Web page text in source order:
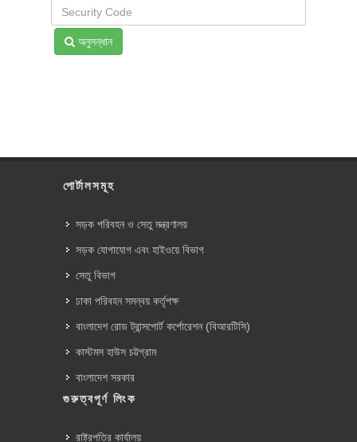
অনুসন্ধান
পোর্টালসমূহ
সড়ক পরিবহন ও সেতু মন্ত্রণালয়
সড়ক যোগাযোগ এবং হাইওয়ে বিভাগ
সেতু বিভাগ
ঢাকা পরিবহন সমন্বয় কর্তৃপক্ষ
বাংলাদেশ রোড ট্রান্সপোর্ট কর্পোরেশন (বিআরটিসি)
কাস্টমস হাউস চট্টগ্রাম
বাংলাদেশ সরকার
গুরুত্বপূর্ণ লিংক
রাষ্ট্রপতির কার্যালয়